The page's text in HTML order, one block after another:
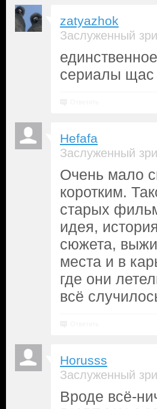
zatyazhok
Заслуженный
сериалы щас
Hefafa
Заслуженный
Очень мало
коротким.
старых
идея,
сюжета,
места и в
где они
всё
Horusss
Заслуженный
Вроде всё-